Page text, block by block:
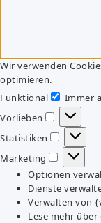
Wir verwenden
optimieren.
Funktional
Immer
Vorlieben
Vorlieben
Statistiken
Marketing
Optionen
Dienste
Verwalten von
Lese mehr über